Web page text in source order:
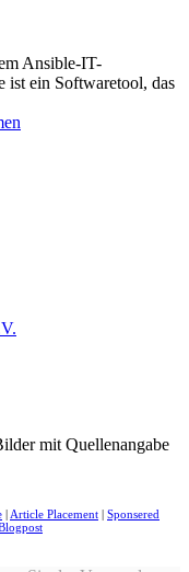
Ansible-IT-
ist ein Softwaretool, das
mit Quellenangabe
| Article Placement | Sponsered